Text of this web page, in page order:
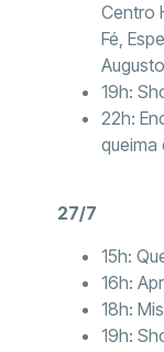
Centro
Fé,
19h:
22h:
queima
27/7
15h:
16h:
18h:
19h: